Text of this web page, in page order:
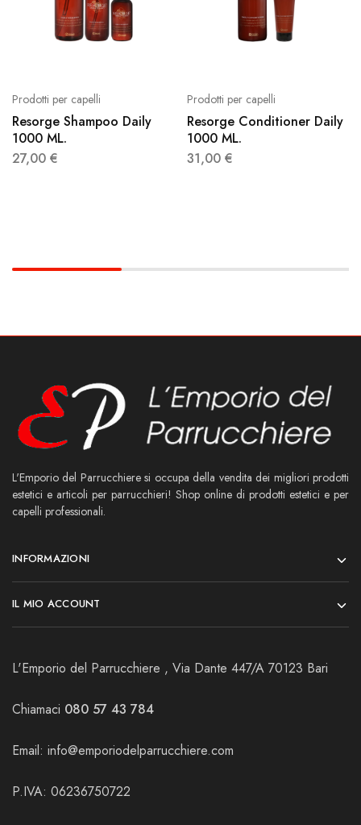
Prodotti per capelli
Resorge Shampoo Daily
1000 ML.
27,00 €
Prodotti per capelli
Resorge Conditioner Daily
1000 ML.
31,00 €
L'Emporio del Parrucchiere si occupa della vendita dei migliori prodotti
estetici e articoli per parrucchieri! Shop online di prodotti estetici e per
capelli professionali.
INFORMAZIONI
IL MIO ACCOUNT
L'Emporio del Parrucchiere , Via Dante 447/A 70123 Bari
Chiamaci 080 57 43 784
Email: info@emporiodelparrucchiere.com
P.IVA: 06236750722